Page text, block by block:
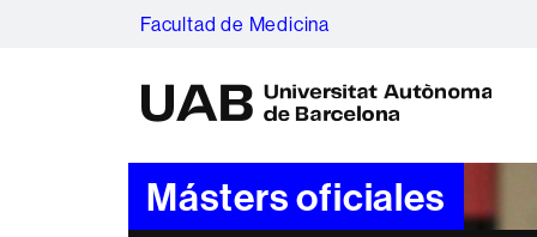
Facultad de Medicina
A
Másters oficiales